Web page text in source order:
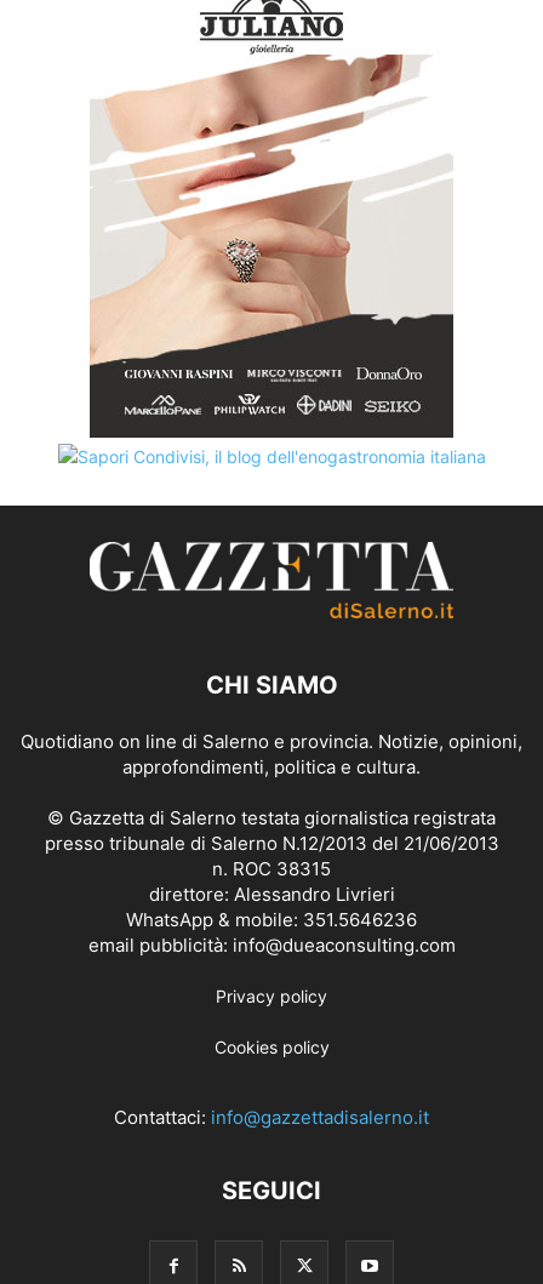
CHI SIAMO
Quotidiano on line di Salerno e provincia. Notizie, opinioni,
approfondimenti, politica e cultura.
© Gazzetta di Salerno testata giornalistica registrata
presso tribunale di Salerno N.12/2013 del 21/06/2013
n. ROC 38315
direttore: Alessandro Livrieri
WhatsApp & mobile: 351.5646236
email pubblicità: info@dueaconsulting.com
Privacy policy
Cookies policy
Contattaci: info@gazzettadisalerno.it
SEGUICI